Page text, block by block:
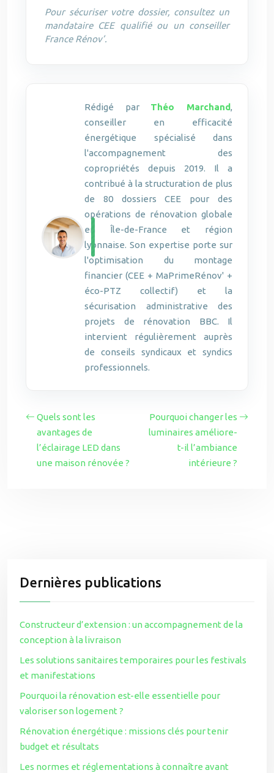
Pour sécuriser votre dossier, consultez un
mandataire CEE qualifié ou un conseiller
France Rénov’.
Rédigé par Théo Marchand,
conseiller en efficacité
énergétique spécialisé dans
l'accompagnement des
copropriétés depuis 2019. Il a
contribué à la structuration de plus
de 80 dossiers CEE pour des
opérations de rénovation globale
en Île-de-France et région
lyonnaise. Son expertise porte sur
l'optimisation du montage
financier (CEE + MaPrimeRénov' +
éco-PTZ collectif) et la
sécurisation administrative des
projets de rénovation BBC. Il
intervient régulièrement auprès
de conseils syndicaux et syndics
professionnels.
Quels sont les
avantages de
l’éclairage LED dans
une maison rénovée ?
Pourquoi changer les
luminaires améliore-
t-il l’ambiance
intérieure ?
Dernières publications
Constructeur d’extension : un accompagnement de la
conception à la livraison
Les solutions sanitaires temporaires pour les festivals
et manifestations
Pourquoi la rénovation est-elle essentielle pour
valoriser son logement ?
Rénovation énergétique : missions clés pour tenir
budget et résultats
Les normes et réglementations à connaître avant